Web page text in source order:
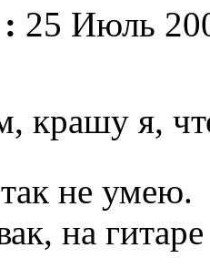
25 Июль
крашу я,
не умею.
на